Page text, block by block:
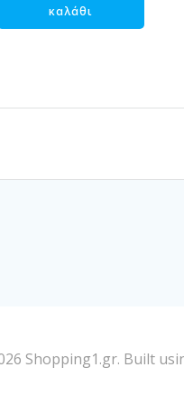
καλάθι
Shopping1.gr. Built